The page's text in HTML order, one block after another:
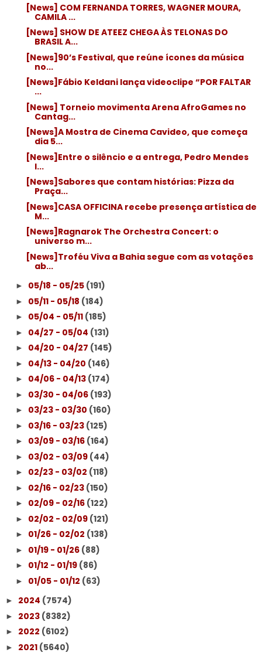
[News] COM FERNANDA TORRES, WAGNER MOURA,
CAMILA ...
[News] SHOW DE ATEEZ CHEGA ÀS TELONAS DO
BRASIL A...
[News]90’s Festival, que reúne ícones da música
no...
[News]Fábio Keldani lança videoclipe “POR FALTAR
...
[News] Torneio movimenta Arena AfroGames no
Cantag...
[News]A Mostra de Cinema Cavideo, que começa
dia 5...
[News]Entre o silêncio e a entrega, Pedro Mendes
l...
[News]Sabores que contam histórias: Pizza da
Praça...
[News]CASA OFFICINA recebe presença artística de
M...
[News]Ragnarok The Orchestra Concert: o
universo m...
[News]Troféu Viva a Bahia segue com as votações
ab...
► 05/18 - 05/25 (191)
► 05/11 - 05/18 (184)
► 05/04 - 05/11 (185)
► 04/27 - 05/04 (131)
► 04/20 - 04/27 (145)
► 04/13 - 04/20 (146)
► 04/06 - 04/13 (174)
► 03/30 - 04/06 (193)
► 03/23 - 03/30 (160)
► 03/16 - 03/23 (125)
► 03/09 - 03/16 (164)
► 03/02 - 03/09 (44)
► 02/23 - 03/02 (118)
► 02/16 - 02/23 (150)
► 02/09 - 02/16 (122)
► 02/02 - 02/09 (121)
► 01/26 - 02/02 (138)
► 01/19 - 01/26 (88)
► 01/12 - 01/19 (86)
► 01/05 - 01/12 (63)
► 2024 (7574)
► 2023 (8382)
► 2022 (6102)
► 2021 (5640)